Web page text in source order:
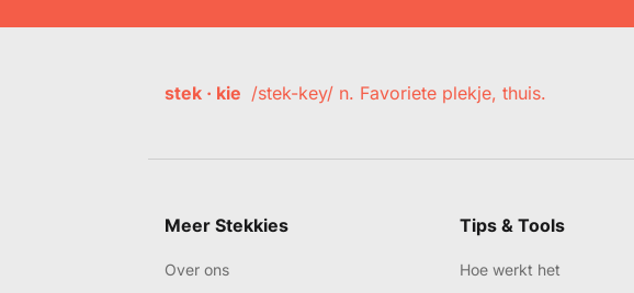
stek · kie /stek-key/ n. Favoriete plekje, thuis.
Meer Stekkies
Over ons
Tips & Tools
Hoe werkt het